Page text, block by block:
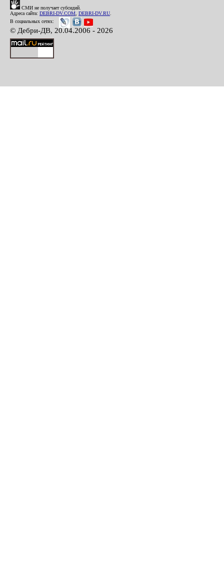
СМИ не получает субсидий.
Адреса сайта: DEBRI-DV.COM DEBRI-DV.RU
В социальных сетях:
© Дебри-ДВ, 20.04.2006 - 2026